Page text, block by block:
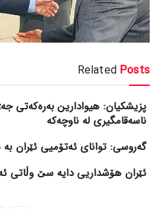
Related Posts
پزیشکیان: هیوادارین بەرەکەتی
ناسەقامگیری لە ناوچەکە
گەروسی: توانای ئەتۆمیی ئێران بە
ئێران هۆشداریی دایە سێ وڵاتی